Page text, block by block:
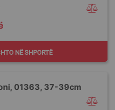
NË SHPORTË
01363, 37-39cm